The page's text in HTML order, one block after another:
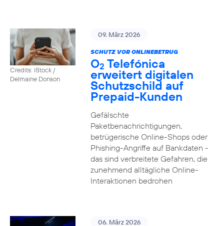
Credits: iStock /
Delmaine Donson
09. März 2026
SCHUTZ VOR ONLINEBETRUG
O2 Telefónica
erweitert digitalen
Schutzschild auf
Prepaid-Kunden
Gefälschte
Paketbenachrichtigungen,
betrügerische Online-Shops oder
Phishing-Angriffe auf Bankdaten -
das sind verbreitete Gefahren, die
zunehmend alltägliche Online-
Interaktionen bedrohen
06. März 2026